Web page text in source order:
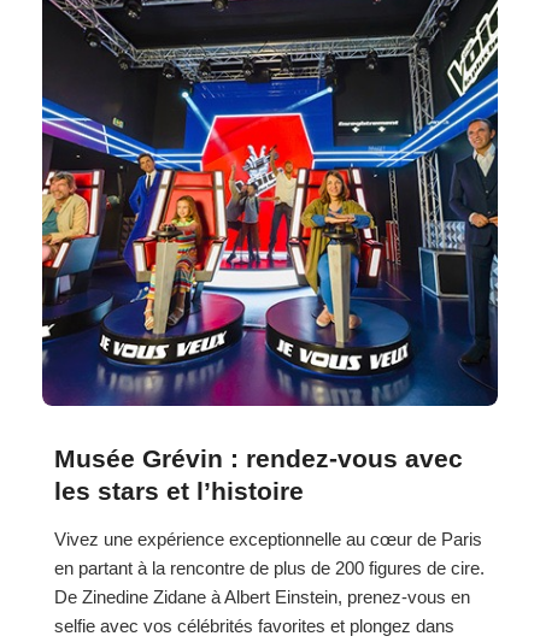
Musée Grévin : rendez-vous avec
les stars et l’histoire
Vivez une expérience exceptionnelle au cœur de Paris
en partant à la rencontre de plus de 200 figures de cire.
De Zinedine Zidane à Albert Einstein, prenez-vous en
selfie avec vos célébrités favorites et plongez dans